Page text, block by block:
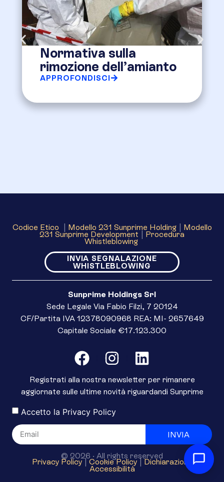
Normativa sulla
rimozione dell’amianto
APPROFONDISCI
Codice Etico | Modello 231 Sunprime Holding| Modello
231 Sunprime Development | Procedura
Whistleblowing
INVIA SEGNALAZIONE
WHISTLEBLOWING
Sunprime Holdings Srl
Sede Legale Via Fabio Filzi, 7 20124
CF/Partita IVA 12378090968 REA: MI- 2657649
Capitale Sociale €17.123.300
Registrati alla nostra newsletter per rimanere
aggiornate sulle ultime novità riguardandi Sunprime
Accetto la Privacy Policy
INVIA
© 2026 · All rights reserved
Privacy Policy|Cookie Policy|Dichiarazione
Accessibilità